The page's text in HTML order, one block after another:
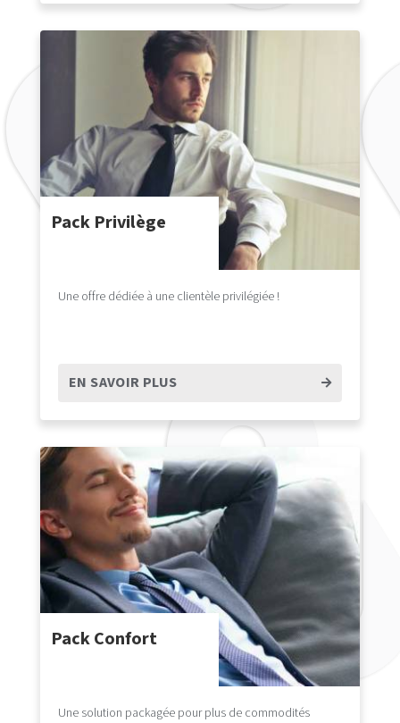
Pack Privilège
Une offre dédiée à une clientèle privilégiée !
EN SAVOIR PLUS
Pack Confort
Une solution packagée pour plus de commodités